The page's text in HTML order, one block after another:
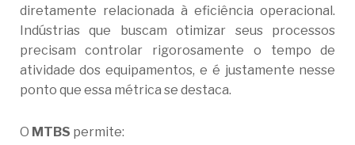
diretamente relacionada à eficiência operacional.
Indústrias que buscam otimizar seus processos
precisam controlar rigorosamente o tempo de
atividade dos equipamentos, e é justamente nesse
ponto que essa métrica se destaca.
O MTBS permite: